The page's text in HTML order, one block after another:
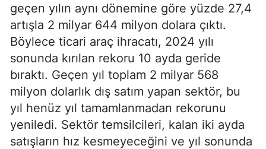
geçen yılın aynı dönemine göre yüzde 27,4
artışla 2 milyar 644 milyon dolara çıktı.
Böylece ticari araç ihracatı, 2024 yılı
sonunda kırılan rekoru 10 ayda geride
bıraktı. Geçen yıl toplam 2 milyar 568
milyon dolarlık dış satım yapan sektör, bu
yıl henüz yıl tamamlanmadan rekorunu
yeniledi. Sektör temsilcileri, kalan iki ayda
satışların hız kesmeyeceğini ve yıl sonunda